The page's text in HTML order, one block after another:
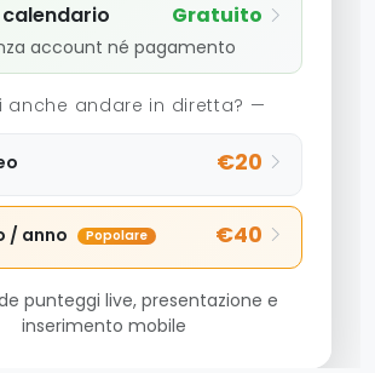
Gratuito
account né pagamento
anche andare in diretta? —
€20
/ anno Popolare €40
punteggi live, presentazione e
inserimento mobile